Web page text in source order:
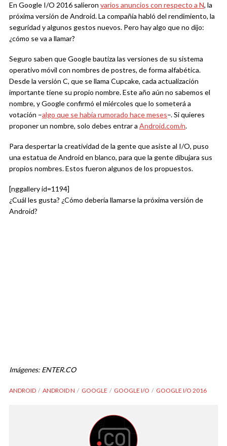
En Google I/O 2016 salieron varios anuncios con respecto a N, la
próxima versión de Android. La compañía habló del rendimiento, la
seguridad y algunos gestos nuevos. Pero hay algo que no dijo:
¿cómo se va a llamar?
Seguro saben que Google bautiza las versiones de su sistema
operativo móvil con nombres de postres, de forma alfabética.
Desde la versión C, que se llama Cupcake, cada actualización
importante tiene su propio nombre. Este año aún no sabemos el
nombre, y Google confirmó el miércoles que lo someterá a
votación –algo que se había rumorado hace meses–. Si quieres
proponer un nombre, solo debes entrar a Android.com/n.
Para despertar la creatividad de la gente que asiste al I/O, puso
una estatua de Android en blanco, para que la gente dibujara sus
propios nombres. Estos fueron algunos de los propuestos.
[nggallery id=1194]
¿Cuál les gusta? ¿Cómo debería llamarse la próxima versión de
Android?
Imágenes: ENTER.CO
ANDROID ANDROID N GOOGLE GOOGLE I/O GOOGLE I/O 2016